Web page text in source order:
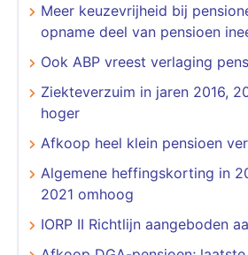
Meer keuzevrijheid bij
opname deel van pensioen
Ook ABP vreest verlaging
Ziekteverzuim in jaren 2016,
hoger
Afkoop heel klein pensioen
Algemene heffingskorting in
2021 omhoog
IORP II Richtlijn aangeboden